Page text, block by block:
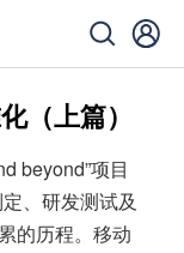
（上篇）
、研发测试及
的历程。移动